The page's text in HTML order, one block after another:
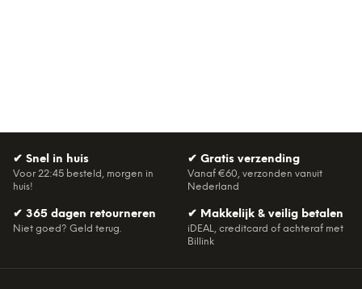
✔ Snel in huis
Voor 22:45 besteld, morgen in
huis!
✔ Gratis verzending
Vanaf €60, verzonden vanuit
Nederland
✔ 365 dagen retourneren
Niet goed? Geld terug.
✔ Makkelijk & veilig betalen
iDEAL, creditcard of achteraf met
Billink